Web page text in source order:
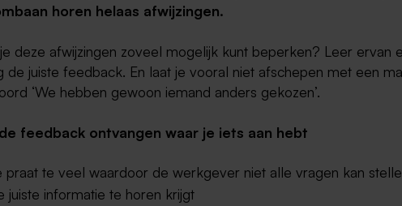
horen helaas afwijzingen.
deze afwijzingen zoveel mogelijk kunt beperken? Leer ervan
de juiste feedback. En laat je vooral niet afschepen met een
‘We hebben gewoon iemand anders gekozen’.
feedback ontvangen waar je iets aan hebt
praat te veel waardoor de werkgever niet alle vragen kan
juiste informatie te horen krijgt